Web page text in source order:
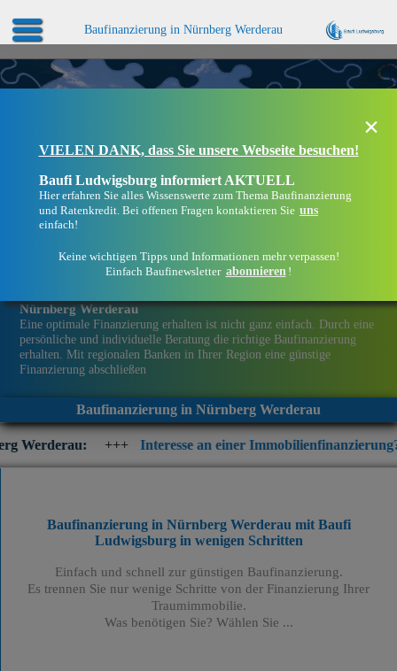
Baufinanzierung in Nürnberg Werderau
Nürnberg Werderau
Eine optimale Finanzierung erhalten ist nicht ganz einfach. Durch eine
persönliche und individuelle Beratung die richtige Baufinanzierung
erhalten. Mit regionalen Banken in Ihrer Region eine günstige
Finanzierung abschließen
Baufinanzierung in Nürnberg Werderau
+++ Interesse an einer Immobilienfinanzierung? Prüfen Sie
×
VIELEN DANK, dass Sie unsere Webseite besuchen!
Baufi Ludwigsburg informiert AKTUELL
Hier erfahren Sie alles Wissenswerte zum Thema Baufinanzierung
und Ratenkredit. Bei offenen Fragen kontaktieren Sie uns
einfach!
Keine wichtigen Tipps und Informationen mehr verpassen!
Einfach Baufinewsletter abonnieren !
Baufinanzierung in Nürnberg Werderau mit Baufi
Ludwigsburgin wenigen Schritten
Einfach und schnell zur günstigen Baufinanzierung.
Es trennen Sie nur wenige Schritte von der Finanzierung Ihrer
Traumimmobilie.
Was benötigen Sie? Wählen Sie ...